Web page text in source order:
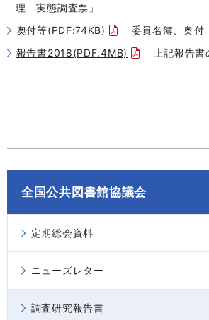
理 実態調査票」
奧付等(PDF:74KB)
委員名簿、奥付
報告書2018(PDF:4MB)
上記報告書
全国公共図書館協議会
定期総会資料
ニューズレター
調査研究報告書